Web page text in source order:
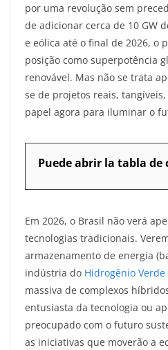
por uma revolução sem
de adicionar cerca de 10 GW
e eólica até o final de 2026, o
posição como superpotência
renovável. Mas não se trata
se de projetos reais,
papel agora para iluminar o
Puede abrir la tabla de
Em 2026, o Brasil não verá
tecnologias tradicionais.
armazenamento de energia
indústria do Hidrogênio Verde
massiva de complexos
entusiasta da tecnologia ou
preocupado com o futuro
as iniciativas que moverão a